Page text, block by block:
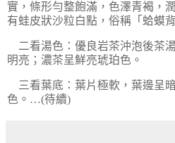
實，條形勻整飽滿，色澤青褐，
有蛙皮狀沙粒白點，俗稱「蛤蟆
二看湯色：優良岩茶沖泡後茶
明亮；濃茶呈鮮亮琥珀色。
三看葉底：葉片極軟，葉邊呈
色。…(待續)